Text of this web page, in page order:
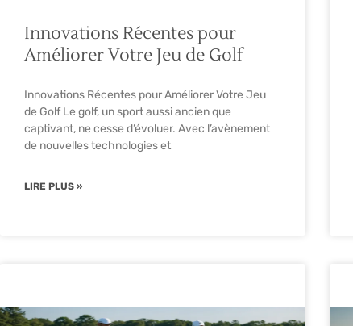
Innovations Récentes pour
Améliorer Votre Jeu de Golf
Innovations Récentes pour Améliorer Votre Jeu
de Golf Le golf, un sport aussi ancien que
captivant, ne cesse d’évoluer. Avec l’avènement
de nouvelles technologies et
LIRE PLUS »